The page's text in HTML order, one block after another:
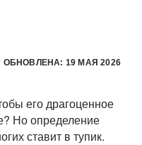
ОБНОВЛЕНА: 19 МАЯ 2026
его драгоценное
Но определение
ставит в тупик.